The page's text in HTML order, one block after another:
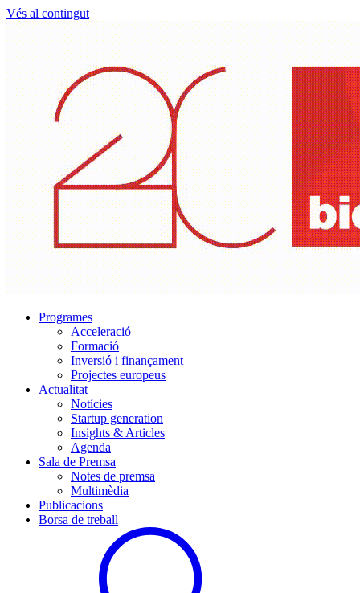
Vés al contingut
Programes
Acceleració
Formació
Inversió i finançament
Projectes europeus
Actualitat
Notícies
Startup generation
Insights & Articles
Agenda
Sala de Premsa
Notes de premsa
Multimèdia
Publicacions
Borsa de treball